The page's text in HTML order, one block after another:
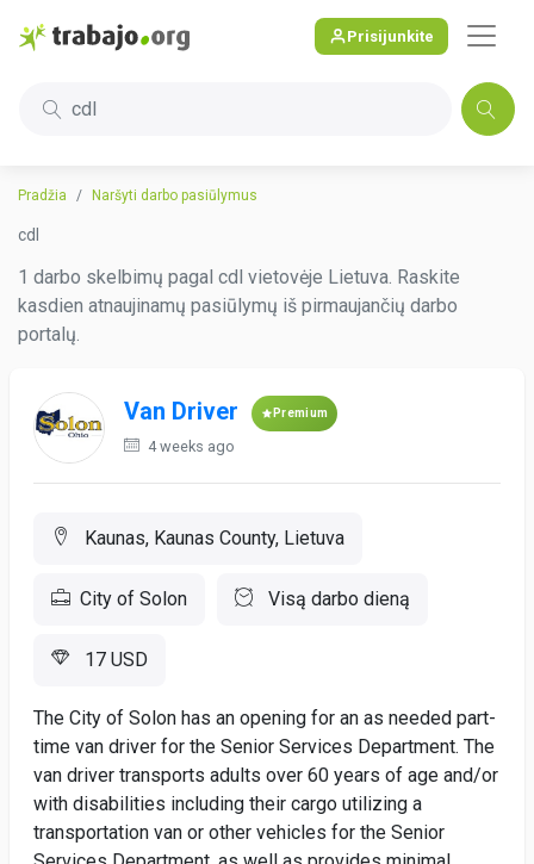
Prisijunkite
cdl
Pradžia Naršyti darbo pasiūlymus
cdl
1 darbo skelbimų pagal cdl vietovėje Lietuva. Raskite
kasdien atnaujinamų pasiūlymų iš pirmaujančių darbo
portalų.
Van Driver Premium
4 weeks ago
Kaunas, Kaunas County, Lietuva
City of Solon Visą darbo dieną
17 USD
The City of Solon has an opening for an as needed part-
time van driver for the Senior Services Department. The
van driver transports adults over 60 years of age and/or
with disabilities including their cargo utilizing a
transportation van or other vehicles for the Senior